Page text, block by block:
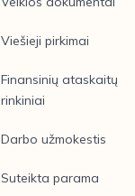
Viešieji pirkimai
Finansinių ataskaitų
rinkiniai
Darbo užmokestis
Suteikta parama